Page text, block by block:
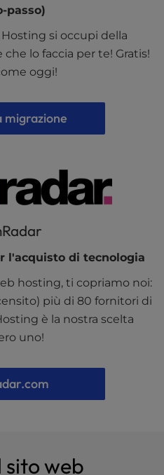
passo)
si occupi della
lo faccia per te! Gratis!
oggi!
migrazione
l'acquisto di tecnologia
hosting, ti copriamo noi:
più di 80 fornitori di
è la nostra scelta
uno!
sito web